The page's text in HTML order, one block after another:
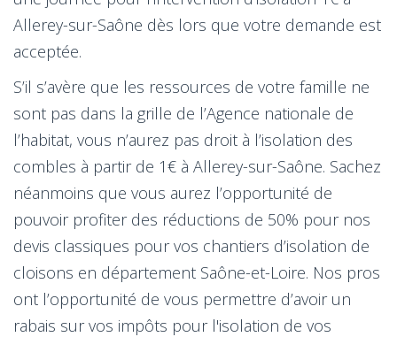
Allerey-sur-Saône dès lors que votre demande est
acceptée.
S’il s’avère que les ressources de votre famille ne
sont pas dans la grille de l’Agence nationale de
l’habitat, vous n’aurez pas droit à l’isolation des
combles à partir de 1€ à Allerey-sur-Saône. Sachez
néanmoins que vous aurez l’opportunité de
pouvoir profiter des réductions de 50% pour nos
devis classiques pour vos chantiers d’isolation de
cloisons en département Saône-et-Loire. Nos pros
ont l’opportunité de vous permettre d’avoir un
rabais sur vos impôts pour l'isolation de vos